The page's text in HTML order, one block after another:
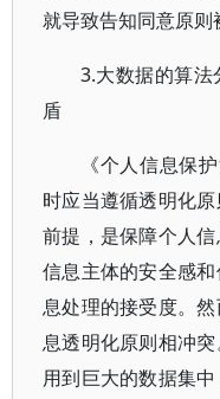
就导致告知同意原则
3.大数据的算
盾
《个人信息保
时应当遵循透明化
前提，是保障个人
信息主体的安全感
息处理的接受度。
息透明化原则相冲
用到巨大的数据集